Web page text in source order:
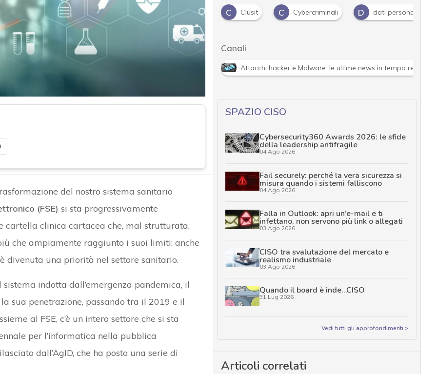
del nostro sistema sanitario
(FSE) si sta progressivamente
cartella clinica cartacea che, mal strutturata,
che ampiamente raggiunto i suoi limiti: anche
divenuta una priorità nel settore sanitario.
indotta dall’emergenza pandemica, il
sua penetrazione, passando tra il 2019 e il
al FSE, c’è un intero settore che si sta
per l’informatica nella pubblica
dall’AgID, che ha posto una serie di
C
Cloud C Clusit C Cybercriminali D dati personali
Canali
Attacchi hacker e Malware: le ultime news in tempo reale e
SPAZIO CISO
Cybersecurity360 Awards 2026: le sfide
della leadership antifragile
04 Ago 2026
Fail securely: perché la vera sicurezza si
misura quando i sistemi falliscono
04 Ago 2026
Falla in Outlook: apri un’e-mail e ti
infettano, non servono più link o allegati
03 Ago 2026
CISO tra svalutazione del mercato e
realismo industriale
03 Ago 2026
Quando il board è inde…CISO
31 Lug 2026
Vedi tutti gli approfondimenti >
Articoli correlati